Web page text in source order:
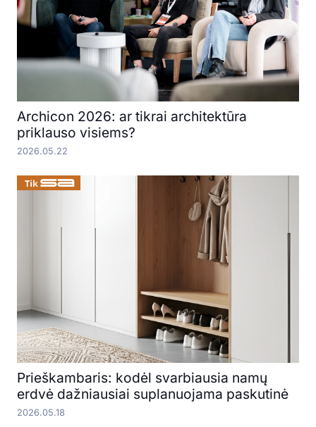
Archicon 2026: ar tikrai architektūra
priklauso visiems?
2026.05.22
Prieškambaris: kodėl svarbiausia namų
erdvė dažniausiai suplanuojama paskutinė
2026.05.18